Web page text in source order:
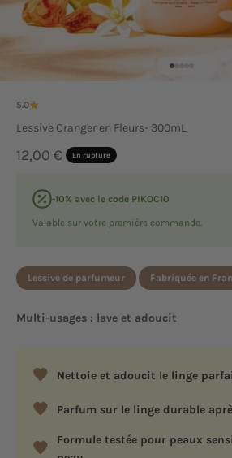
5.0
Lessive Oranger en Fleurs- 300mL
Prix de vente
12,00 € En rupture
-10% avec le code PIKOC10
Valable sur votre première commande.
Lessive de parfumeur Fabriquée en
Multi-usages : lave et adoucit
Nettoie et adoucit le linge
Parfum sur le linge durable
Formule testée pour peaux